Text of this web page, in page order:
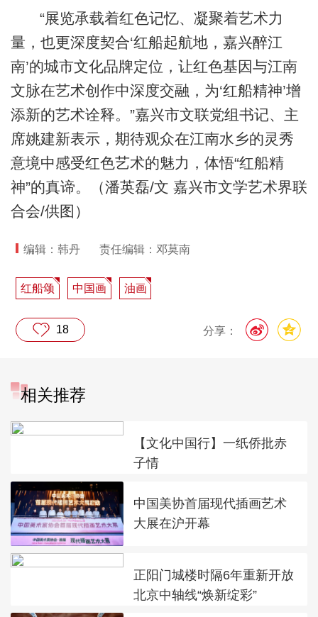
“展览承载着红色记忆、凝聚着艺术力
量，也更深度契合‘红船起航地，嘉兴醉江
南’的城市文化品牌定位，让红色基因与江南
文脉在艺术创作中深度交融，为‘红船精神’增
添新的艺术诠释。”嘉兴市文联党组书记、主
席姚建新表示，期待观众在江南水乡的灵秀
意境中感受红色艺术的魅力，体悟“红船精
神”的真谛。（潘英磊/文 嘉兴市文学艺术界联
合会/供图）
编辑：韩丹 责任编辑：邓莫南
红船颂 中国画 油画
分享：
18
相关推荐
【文化中国行】一纸侨批赤
子情
中国美协首届现代插画艺术
大展在沪开幕
正阳门城楼时隔6年重新开放
北京中轴线“焕新绽彩”